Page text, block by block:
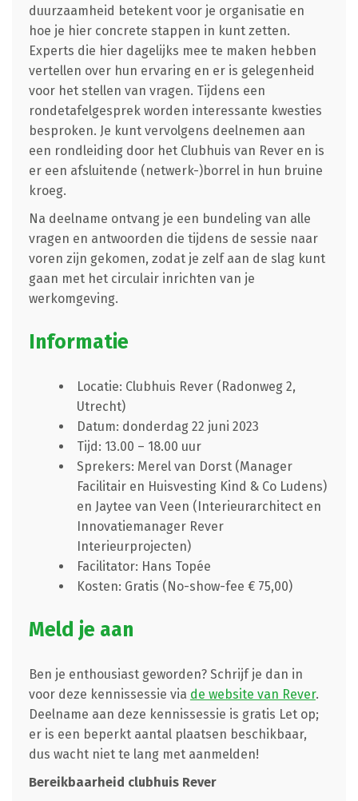
duurzaamheid betekent voor je organisatie en
hoe je hier concrete stappen in kunt zetten.
Experts die hier dagelijks mee te maken hebben
vertellen over hun ervaring en er is gelegenheid
voor het stellen van vragen. Tijdens een
rondetafelgesprek worden interessante kwesties
besproken. Je kunt vervolgens deelnemen aan
een rondleiding door het Clubhuis van Rever en is
er een afsluitende (netwerk-)borrel in hun bruine
kroeg.
Na deelname ontvang je een bundeling van alle
vragen en antwoorden die tijdens de sessie naar
voren zijn gekomen, zodat je zelf aan de slag kunt
gaan met het circulair inrichten van je
werkomgeving.
Informatie
Locatie: Clubhuis Rever (Radonweg 2,
Utrecht)
Datum: donderdag 22 juni 2023
Tijd: 13.00 – 18.00 uur
Sprekers: Merel van Dorst (Manager
Facilitair en Huisvesting Kind & Co Ludens)
en Jaytee van Veen (Interieurarchitect en
Innovatiemanager Rever
Interieurprojecten)
Facilitator: Hans Topée
Kosten: Gratis (No-show-fee € 75,00)
Meld je aan
Ben je enthousiast geworden? Schrijf je dan in
voor deze kennissessie via de website van Rever.
Deelname aan deze kennissessie is gratis Let op;
er is een beperkt aantal plaatsen beschikbaar,
dus wacht niet te lang met aanmelden!
Bereikbaarheid clubhuis Rever